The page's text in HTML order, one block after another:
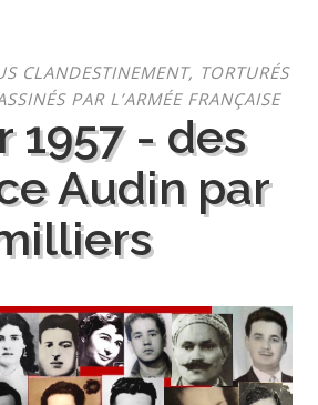
CLANDESTINEMENT, TORTURÉS
PAR L’ARMÉE FRANÇAISE
1957 - des
Audin par